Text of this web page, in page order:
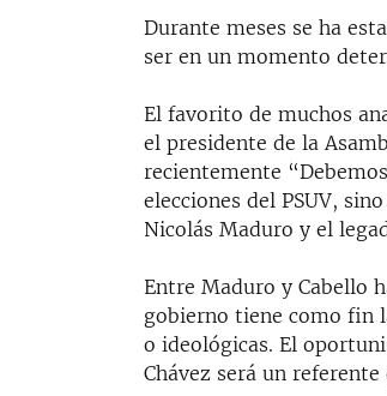
Durante meses se ha
ser en un momento
El favorito de muchos
el presidente de la
recientemente
elecciones del PSUV,
Nicolás Maduro y el
Entre Maduro y Cabello
gobierno tiene como fin
o ideológicas. El
Chávez será un